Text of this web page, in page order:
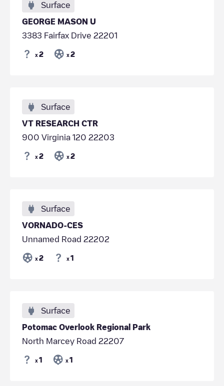
Surface
GEORGE MASON U
3383 Fairfax Drive 22201
x 2 x 2
Surface
VT RESEARCH CTR
900 Virginia 120 22203
x 2 x 2
Surface
VORNADO-CES
Unnamed Road 22202
x 2 x 1
Surface
Potomac Overlook Regional Park
North Marcey Road 22207
x 1 x 1